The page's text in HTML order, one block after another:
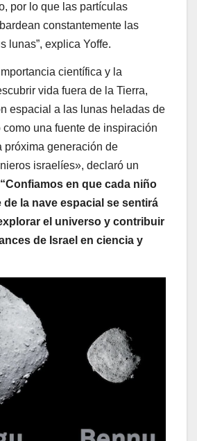
por lo que las partículas
constantemente las
lunas”, explica Yoffe.
científica y la
vida fuera de la Tierra,
espacial a las lunas heladas de
una fuente de inspiración
próxima generación de
israelíes», declaró un
“Confiamos en que cada niño
de la nave espacial se sentirá
el universo y contribuir
de Israel en ciencia y